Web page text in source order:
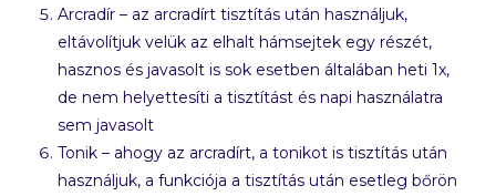
Arcradír – az arcradírt tisztítás után használjuk,
eltávolítjuk velük az elhalt hámsejtek egy részét,
hasznos és javasolt is sok esetben általában heti 1x,
de nem helyettesíti a tisztítást és napi használatra
sem javasolt
Tonik – ahogy az arcradírt, a tonikot is tisztítás után
használjuk, a funkciója a tisztítás után esetleg bőrön